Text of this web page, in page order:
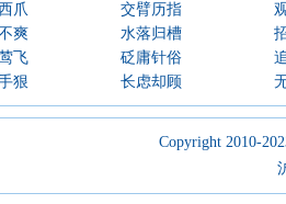
爪 交臂历指
爽
水落归槽
飞
砭庸针俗
狠
长虑却顾
Copyright 2010-